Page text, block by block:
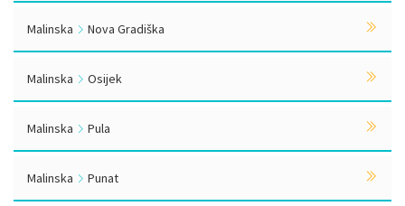
Malinska Nova Gradiška
Malinska Osijek
Malinska Pula
Malinska Punat